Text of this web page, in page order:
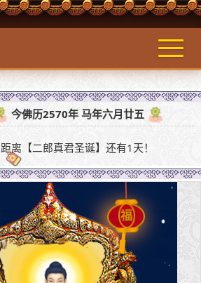
今佛历2570年 马年六月廿五
距离【二郎真君圣诞】还有1天！
福